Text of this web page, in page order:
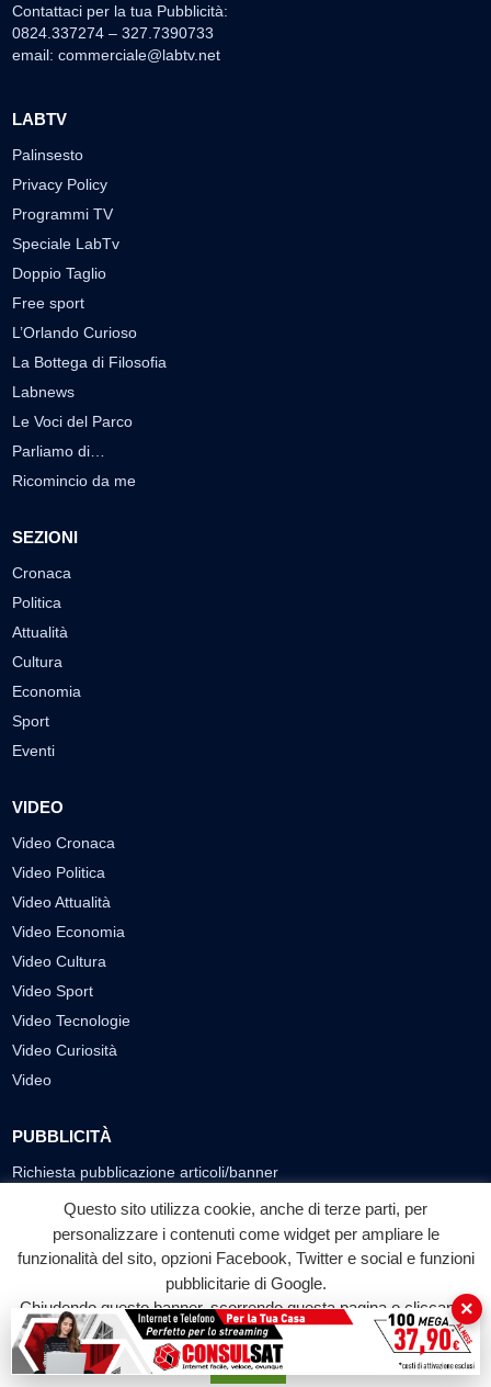
Contattaci per la tua Pubblicità:
0824.337274 – 327.7390733
email: commerciale@labtv.net
LABTV
Palinsesto
Privacy Policy
Programmi TV
Speciale LabTv
Doppio Taglio
Free sport
L’Orlando Curioso
La Bottega di Filosofia
Labnews
Le Voci del Parco
Parliamo di…
Ricomincio da me
SEZIONI
Cronaca
Politica
Attualità
Cultura
Economia
Sport
Eventi
VIDEO
Video Cronaca
Video Politica
Video Attualità
Video Economia
Video Cultura
Video Sport
Video Tecnologie
Video Curiosità
Video
PUBBLICITÀ
Richiesta pubblicazione articoli/banner
SEGUICI SUI SOCIAL
f
Facebook
◎ ▶
YouTube
© 2026 LABTV - Tutti i diritti riservati
Questo sito utilizza cookie, anche di terze parti, per
personalizzare i contenuti come widget per ampliare le
funzionalità del sito, opzioni Facebook, Twitter e social e funzioni
pubblicitarie di Google.
Chiudendo questo banner, scorrendo questa pagina o cliccando
su qualunque suo elemento acconsenti all'uso dei cookie.
Accetta
×